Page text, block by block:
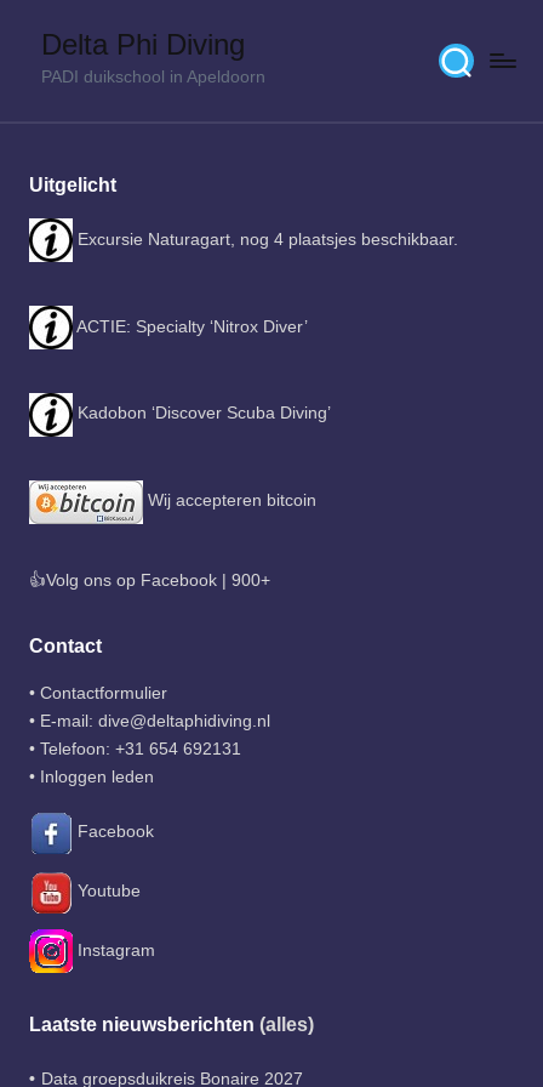
Delta Phi Diving
PADI duikschool in Apeldoorn
Uitgelicht
Excursie Naturagart, nog 4 plaatsjes beschikbaar.
ACTIE: Specialty ‘Nitrox Diver’
Kadobon ‘Discover Scuba Diving’
Wij accepteren bitcoin
👍Volg ons op Facebook | 900+
Contact
• Contactformulier
• E-mail: dive@deltaphidiving.nl
• Telefoon: +31 654 692131
• Inloggen leden
Facebook
Youtube
Instagram
Laatste nieuwsberichten (alles)
Data groepsduikreis Bonaire 2027